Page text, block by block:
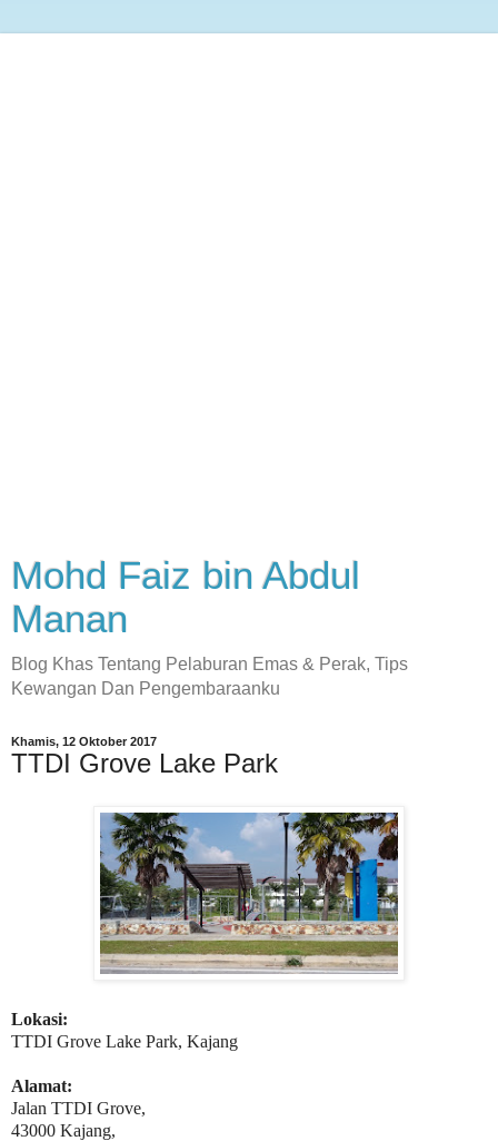
Mohd Faiz bin Abdul
Manan
Blog Khas Tentang Pelaburan Emas & Perak, Tips
Kewangan Dan Pengembaraanku
Khamis, 12 Oktober 2017
TTDI Grove Lake Park
Lokasi:
TTDI Grove Lake Park, Kajang
Alamat:
Jalan TTDI Grove,
43000 Kajang,